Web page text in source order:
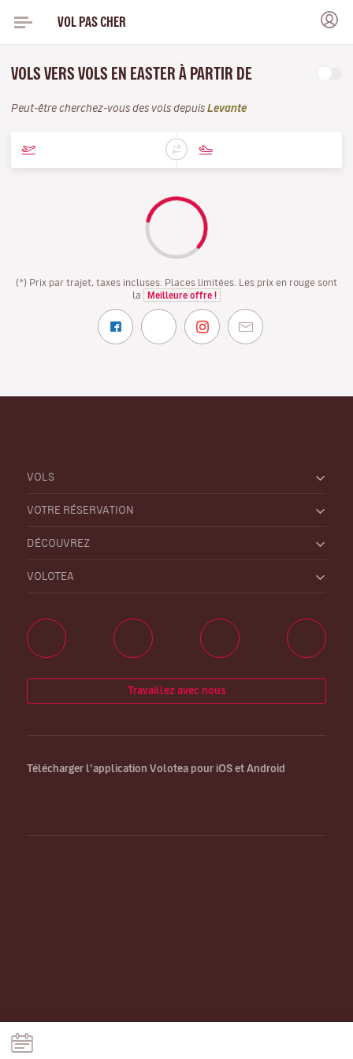
VOL PAS CHER
VOLS VERS VOLS EN EASTER À PARTIR DE
Peut-être cherchez-vous des vols depuis Levante
(*) Prix par trajet, taxes incluses. Places limitées. Les prix en rouge sont
la
Meilleure offre !
VOLS
VOTRE RÉSERVATION
DÉCOUVREZ
VOLOTEA
Travaillez avec nous
Télécharger l’application Volotea pour iOS et Android